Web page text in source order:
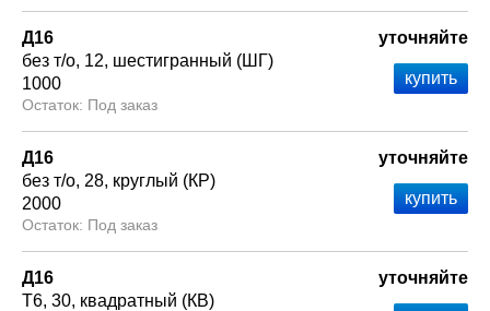
Д16
без т/о 12 шестигранный (ШГ)
1000
Под заказ
уточняйте
Д16
без т/о 28 круглый (КР)
2000
Под заказ
уточняйте
Д16
Т6 30 квадратный (КВ)
уточняйте